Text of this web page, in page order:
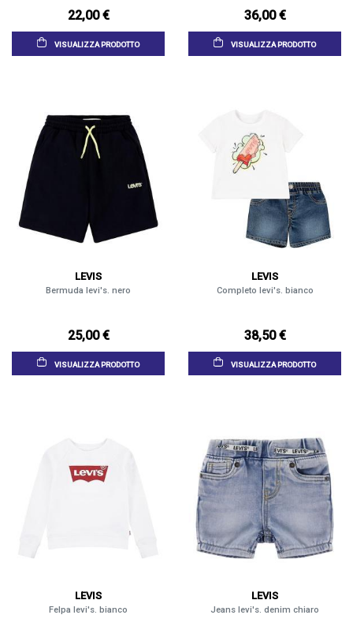
22,00 €
VISUALIZZA PRODOTTO
36,00 €
VISUALIZZA PRODOTTO
LEVIS
Bermuda levi's. nero
25,00 €
VISUALIZZA PRODOTTO
LEVIS
Completo levi's. bianco
38,50 €
VISUALIZZA PRODOTTO
LEVIS
Felpa levi's. bianco
LEVIS
Jeans levi's. denim chiaro